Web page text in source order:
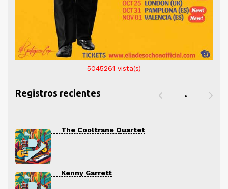
5045261 vista(s)
Registros recientes
The Cooltrane Quartet
Kenny Garrett